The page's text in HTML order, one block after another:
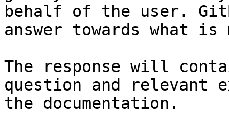
behalf of the user.
answer towards what
The response will
question and relevant
the documentation.